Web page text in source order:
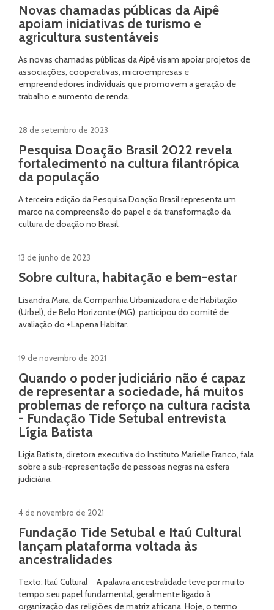
Novas chamadas públicas da Aipê
apoiam iniciativas de turismo e
agricultura sustentáveis
As novas chamadas públicas da Aipê visam apoiar projetos de
associações, cooperativas, microempresas e
empreendedores individuais que promovem a geração de
trabalho e aumento de renda.
28 de setembro de 2023
Pesquisa Doação Brasil 2022 revela
fortalecimento na cultura filantrópica
da população
A terceira edição da Pesquisa Doação Brasil representa um
marco na compreensão do papel e da transformação da
cultura de doação no Brasil.
13 de junho de 2023
Sobre cultura, habitação e bem-estar
Lisandra Mara, da Companhia Urbanizadora e de Habitação
(Urbel), de Belo Horizonte (MG), participou do comitê de
avaliação do +Lapena Habitar.
19 de novembro de 2021
Quando o poder judiciário não é capaz
de representar a sociedade, há muitos
problemas de reforço na cultura racista
- Fundação Tide Setubal entrevista
Lígia Batista
Lígia Batista, diretora executiva do Instituto Marielle Franco, fala
sobre a sub-representação de pessoas negras na esfera
judiciária.
4 de novembro de 2021
Fundação Tide Setubal e Itaú Cultural
lançam plataforma voltada às
ancestralidades
Texto: Itaú Cultural A palavra ancestralidade teve por muito
tempo seu papel fundamental, geralmente ligado à
organização das religiões de matriz africana. Hoje, o termo